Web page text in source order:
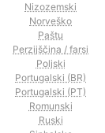
Nizozemski
Norveško
Paštu
Perzijščina / farsi
Poljski
Portugalski (BR)
Portugalski (PT)
Romunski
Ruski